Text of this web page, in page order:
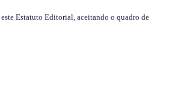
Estatuto Editorial, aceitando o quadro de